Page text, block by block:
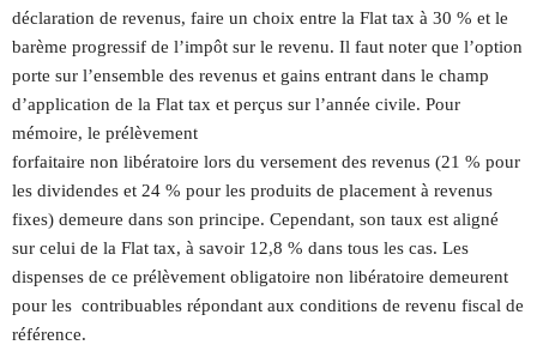
déclaration de revenus, faire un choix entre la Flat tax à 30 % et le
barème progressif de l’impôt sur le revenu. Il faut noter que l’option
porte sur l’ensemble des revenus et gains entrant dans le champ
d’application de la Flat tax et perçus sur l’année civile. Pour
mémoire, le prélèvement
forfaitaire non libératoire lors du versement des revenus (21 % pour
les dividendes et 24 % pour les produits de placement à revenus
fixes) demeure dans son principe. Cependant, son taux est aligné
sur celui de la Flat tax, à savoir 12,8 % dans tous les cas. Les
dispenses de ce prélèvement obligatoire non libératoire demeurent
pour les contribuables répondant aux conditions de revenu fiscal de
référence.